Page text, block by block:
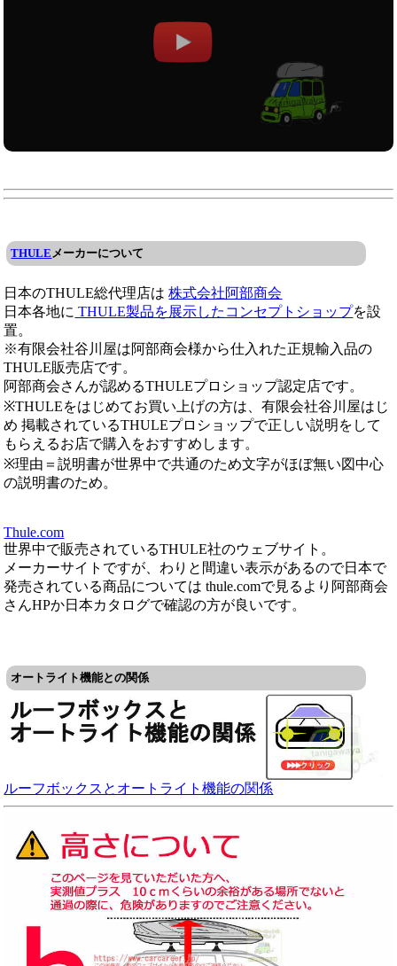
THULE メーカーについて
日本のTHULE総代理店は株式会社阿部商会
日本各地に THULE製品を展示したコンセプトショップを設
置。
※有限会社谷川屋は阿部商会様から仕入れた正規輸入品の
THULE販売店です。
阿部商会さんが認めるTHULEプロショップ認定店です。
※THULEをはじめてお買い上げの方は、有限会社谷川屋はじ
め 掲載されているTHULEプロショップで正しい説明をして
もらえるお店で購入をおすすめします。
※理由＝説明書が世界中で共通のため文字がほぼ無い図中心
の説明書のため。
Thule.com
世界中で販売されているTHULE社のウェブサイト。
メーカーサイトですが、わりと間違い表示があるので日本で
発売されている商品については thule.comで見るより阿部商会
さんHPか日本カタログで確認の方が良いです。
オートライト機能との関係
ルーフボックスとオートライト機能の関係